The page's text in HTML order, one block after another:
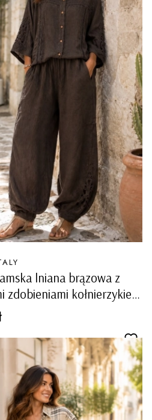
lniana brązowa z
zdobieniami kołnierzykiem
na dole Capovalle